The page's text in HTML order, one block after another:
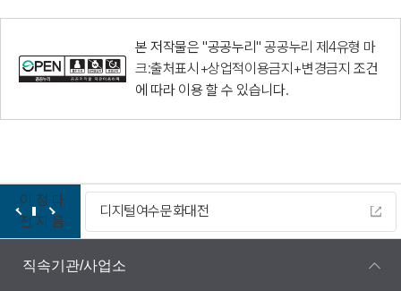
본 저작물은 "공공누리"공공누리 제4유형 마
크:출처표시+상업적이용금지+변경금지 조건
에 따라 이용 할 수 있습니다.
이
전
정
지
다
음
디지털여수문화대전
직속기관/사업소